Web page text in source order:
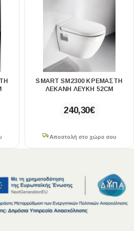
SMART SM2300 ΚΡΕΜΑΣΤΗ
ΛΕΚΑΝΗ ΛΕΥΚΗ 52CM
240,30€
Αποστολή στο χώρο σου